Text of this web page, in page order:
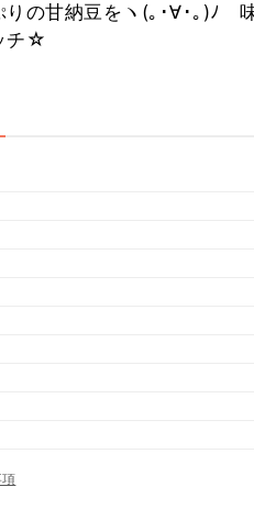
りの甘納豆をヽ(｡･∀･｡)ﾉ
チ☆